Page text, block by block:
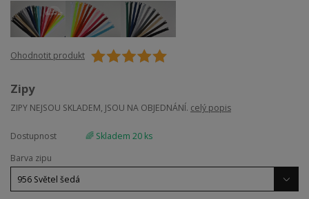
Ohodnotit produkt
Zipy
ZIPY NEJSOU SKLADEM, JSOU NA OBJEDNÁNÍ. celý popis
Dostupnost
🌈 Skladem 20 ks
Barva zipu